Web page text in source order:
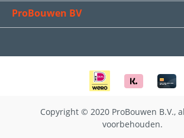
ProBouwen BV
Copyright © 2020 ProBouwen B.V.,
voorbehouden.